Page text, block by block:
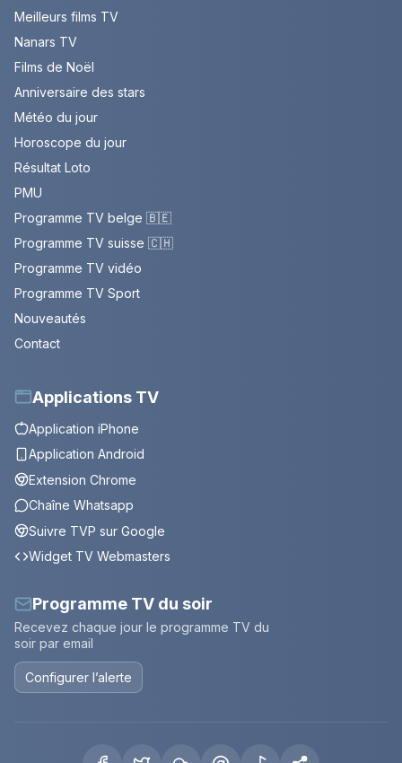
Meilleurs films TV
Nanars TV
Films de Noël
Anniversaire des stars
Météo du jour
Horoscope du jour
Résultat Loto
PMU
Programme TV belge 🇧🇪
Programme TV suisse 🇨🇭
Programme TV vidéo
Programme TV Sport
Nouveautés
Contact
Applications TV
Application iPhone
Application Android
Extension Chrome
Chaîne Whatsapp
Suivre TVP sur Google
Widget TV Webmasters
Programme TV du soir
Recevez chaque jour le programme TV du
soir par email
Configurer l’alerte